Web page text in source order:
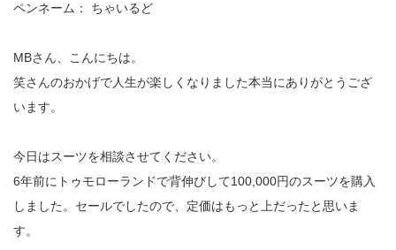
ペンネーム： ちゃいるど
MBさん、こんにちは。
笑さんのおかげで人生が楽しくなりました本当にありがとうござ
います。
今日はスーツを相談させてください。
6年前にトゥモローランドで背伸びして100,000円のスーツを購入
しました。セールでしたので、定価はもっと上だったと思いま
す。